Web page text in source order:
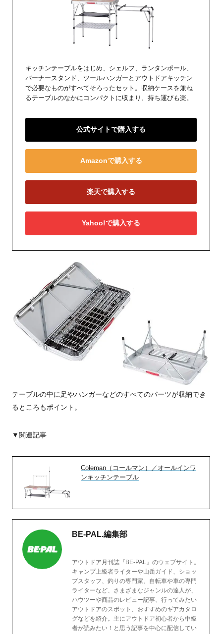
キッチンテーブルをはじめ、シェルフ、ランタンポール、
バーナースタンド、ツールハンガーとアウトドアキッチン
で必要なものがすべてそろったセット。収納ケースを兼ね
るテーブルのなかにコンパクトに収まり、持ち運びも楽。
公式サイトで購入する
Amazonで購入する
楽天で購入する
Yahoo!で購入する
テーブルの中に足やハンガーなどのすべてのパーツが収納でき
るところもポイント。
▼関連記事
Coleman（コールマン）／オールインワ
ンキッチンテーブル
BE-PAL.編集部
アウトドア月刊誌『BE-PAL』のウェブサイト。
キャンプ上級者ライターや山岳ガイド、ショッ
プスタッフ、釣りの専門家、自転車や車の専門
ライターなど、さまざまなジャンルの達人が、
ハウツーや商品のレビュー記事、行ってみたい
アウトドアのスポット、おすすめのギアカタロ
グなどを紹介。主にアウトドア初心者から中級
者が読みたい！と思う記事を中心に配信してい